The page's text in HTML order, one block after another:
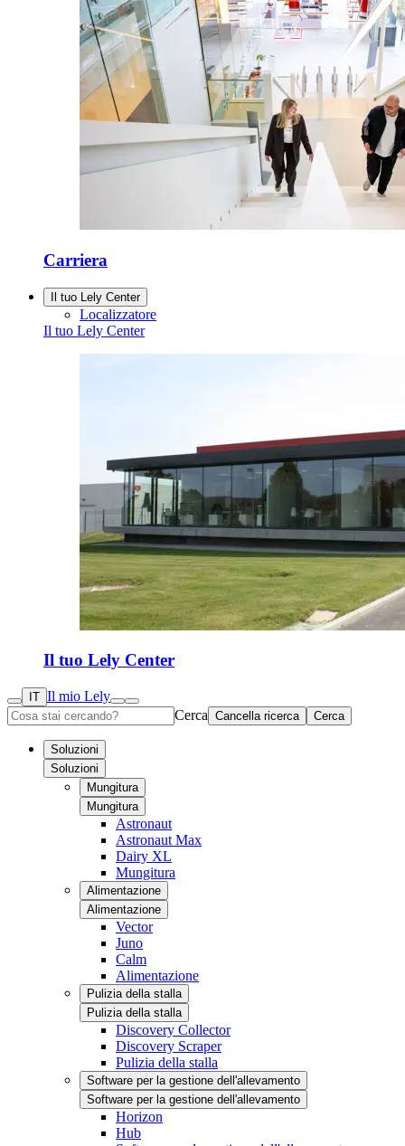
Carriera
Il tuo Lely Center
Localizzatore
Il tuo Lely Center
Il tuo Lely Center
IT Il mio Lely
Cerca Cancella ricerca Cerca
Soluzioni
Soluzioni
Mungitura
Mungitura
Astronaut
Astronaut Max
Dairy XL
Mungitura
Alimentazione
Alimentazione
Vector
Juno
Calm
Alimentazione
Pulizia della stalla
Pulizia della stalla
Discovery Collector
Discovery Scraper
Pulizia della stalla
Software per la gestione dell'allevamento
Software per la gestione dell'allevamento
Horizon
Hub